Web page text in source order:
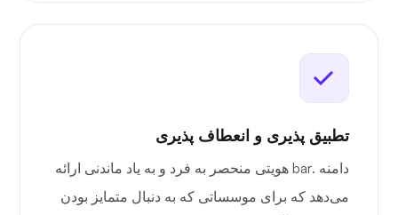
تطبیق پذیری و انعطاف پذیری
دامنه .bar هویتی منحصر به فرد و به یاد ماندنی ارائه
می‌دهد که برای موسساتی که به دنبال متمایز بودن